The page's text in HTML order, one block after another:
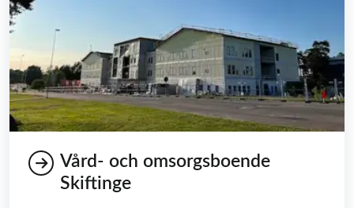
Vård- och omsorgsboende
Skiftinge